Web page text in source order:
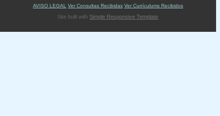
AVISO LEGAL
Ver Consultas Recibidas Ver Currículums Recibidos
Site built with Simple Responsive Template